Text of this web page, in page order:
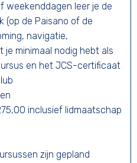
weekenddagen leer je de
(op de Paisano of de
navigatie,
je minimaal nodig hebt als
en het JCS-certificaat
inclusief lidmaatschap
zijn gepland